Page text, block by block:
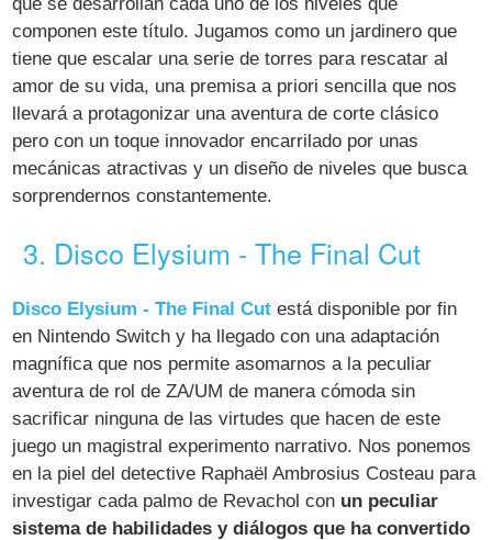
que se desarrollan cada uno de los niveles que
componen este título. Jugamos como un jardinero que
tiene que escalar una serie de torres para rescatar al
amor de su vida, una premisa a priori sencilla que nos
llevará a protagonizar una aventura de corte clásico
pero con un toque innovador encarrilado por unas
mecánicas atractivas y un diseño de niveles que busca
sorprendernos constantemente.
3. Disco Elysium - The Final Cut
Disco Elysium - The Final Cut está disponible por fin
en Nintendo Switch y ha llegado con una adaptación
magnífica que nos permite asomarnos a la peculiar
aventura de rol de ZA/UM de manera cómoda sin
sacrificar ninguna de las virtudes que hacen de este
juego un magistral experimento narrativo. Nos ponemos
en la piel del detective Raphaël Ambrosius Costeau para
investigar cada palmo de Revachol con un peculiar
sistema de habilidades y diálogos que ha convertido